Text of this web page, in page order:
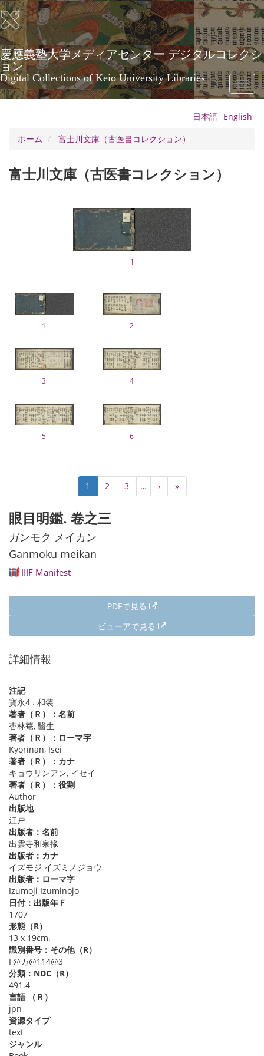
メ
イ
ン
コ
ン
テ
ン
ツ
に
慶應義塾大学メディアセンター デジタルコレクシ
ョン
Digital Collections of Keio University Libraries
Toggle
日本語 English
ホーム
富士川文庫（古医書コレクション）
富士川文庫（古医書コレクション）
1
1 2
3 4
5 6
送
り
カ
レ
ン
ト
ペ
ー
ジ
1 Page
2 Page
3 …
次
ペ
›
最
終
»
眼目明鑑. 卷之三
ガンモク メイカン
Ganmoku meikan
IIIF Manifest
PDFで見る
ビューアで見る
詳細情報
注記
寶永4 . 和装
著者（Ｒ）：名前
杏林菴, 醫生
著者（Ｒ）：ローマ字
Kyorinan, Isei
著者（Ｒ）：カナ
キョウリンアン, イセイ
著者（Ｒ）：役割
Author
出版地
江戸
出版者：名前
出雲寺和泉掾
出版者：カナ
イズモジ イズミノジョウ
出版者：ローマ字
Izumoji Izuminojo
日付：出版年Ｆ
1707
形態（R）
13 x 19cm.
識別番号：その他（R）
F@カ@114@3
分類：NDC（R）
491.4
言語 （Ｒ）
jpn
資源タイプ
text
ジャンル